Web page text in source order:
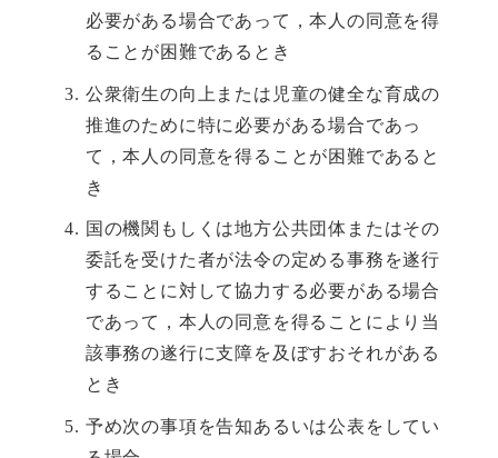
必要がある場合であって，本人の同意を得
ることが困難であるとき
公衆衛生の向上または児童の健全な育成の
推進のために特に必要がある場合であっ
て，本人の同意を得ることが困難であると
き
国の機関もしくは地方公共団体またはその
委託を受けた者が法令の定める事務を遂行
することに対して協力する必要がある場合
であって，本人の同意を得ることにより当
該事務の遂行に支障を及ぼすおそれがある
とき
予め次の事項を告知あるいは公表をしてい